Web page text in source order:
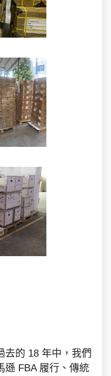
去的 18 年中，我們
遜 FBA 履行、傳統